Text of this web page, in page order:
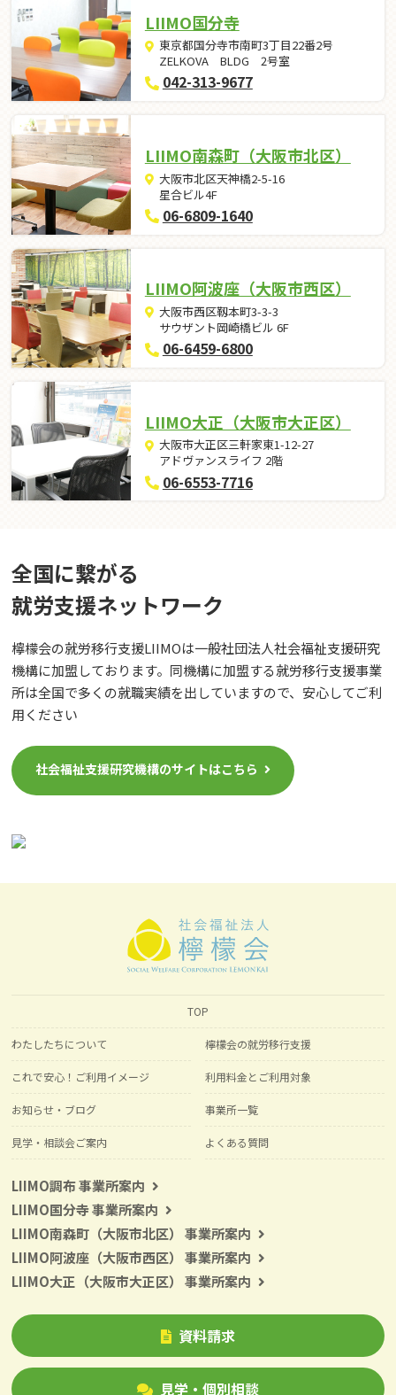
LIIMO国分寺
東京都国分寺市南町3丁目22番2号
ZELKOVA BLDG 2号室
042-313-9677
LIIMO南森町（大阪市北区）
大阪市北区天神橋2-5-16
星合ビル4F
06-6809-1640
LIIMO阿波座（大阪市西区）
大阪市西区靱本町3-3-3
サウザント岡崎橋ビル 6F
06-6459-6800
LIIMO大正（大阪市大正区）
大阪市大正区三軒家東1-12-27
アドヴァンスライフ 2階
06-6553-7716
全国に繋がる
就労⽀援ネットワーク
檸檬会の就労移行支援LIIMOは一般社団法人社会福祉支援研究
機構に加盟しております。同機構に加盟する就労移行支援事業
所は全国で多くの就職実績を出していますので、安心してご利
用ください
社会福祉支援研究機構のサイトはこちら
TOP
わたしたちについて 檸檬会の就労移行支援
これで安心！ご利用イメージ 利用料金とご利用対象
お知らせ・ブログ 事業所一覧
見学・相談会ご案内 よくある質問
LIIMO調布 事業所案内
LIIMO国分寺 事業所案内
LIIMO南森町（大阪市北区） 事業所案内
LIIMO阿波座（大阪市西区） 事業所案内
LIIMO大正（大阪市大正区） 事業所案内
資料請求
見学・個別相談